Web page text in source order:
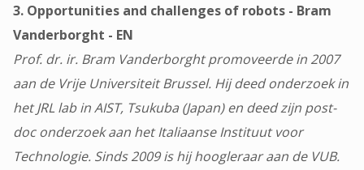
3. Opportunities and challenges of robots - Bram
Vanderborght - EN
Prof. dr. ir. Bram Vanderborght promoveerde in 2007
aan de Vrije Universiteit Brussel. Hij deed onderzoek in
het JRL lab in AIST, Tsukuba (Japan) en deed zijn post-
doc onderzoek aan het Italiaanse Instituut voor
Technologie. Sinds 2009 is hij hoogleraar aan de VUB.